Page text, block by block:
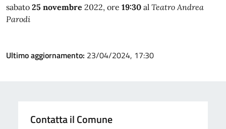
sabato 25 novembre 2022, ore 19:30 al Teatro Andrea
Parodi
Ultimo aggiornamento: 23/04/2024, 17:30
Contatta il Comune